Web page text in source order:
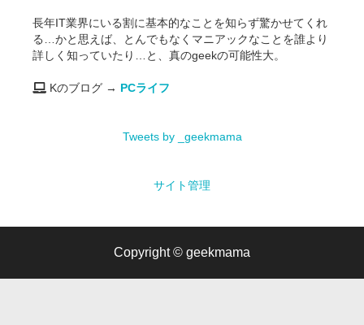
長年IT業界にいる割に基本的なことを知らず驚かせてくれ
る…かと思えば、とんでもなくマニアックなことを誰より
詳しく知っていたり…と、真のgeekの可能性大。
Kのブログ → PCライフ
Tweets by _geekmama
サイト管理
Copyright © geekmama